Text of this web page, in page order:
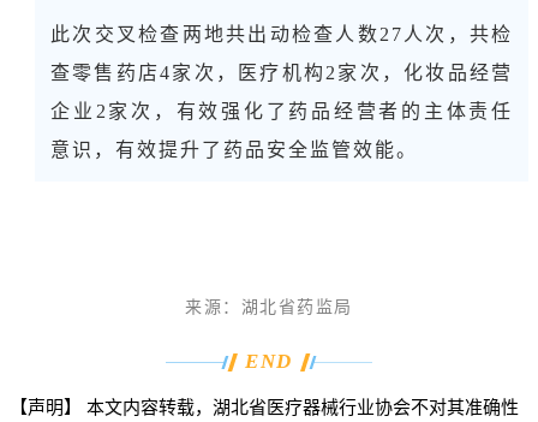
此次交叉检查两地共出动检查人数27人次，共检
查零售药店4家次，医疗机构2家次，化妆品经营
企业2家次，有效强化了药品经营者的主体责任
意识，有效提升了药品安全监管效能。
来源： 湖北省药监局
END
【声明】
本文内容转载，湖北省医疗器械行业协会不对其准确性